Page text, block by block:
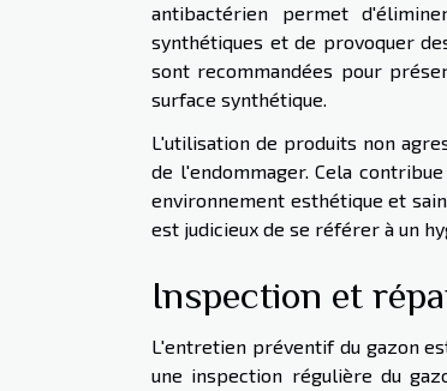
antibactérien permet
synthétiques et de provoquer
sont recommandées pour
surface synthétique.
L'utilisation de produits non
de l'endommager. Cela
environnement esthétique et
est judicieux de se référer à un
Inspection et
L'entretien préventif du gazon
une inspection régulière du